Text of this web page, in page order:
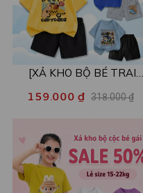
[XẢ KHO BỘ BÉ TRAI
nhiều mẫu - Quần áo bé trai
XB003
159.000 ₫ 318.000 ₫